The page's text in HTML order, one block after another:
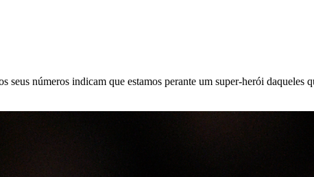
seus números indicam que estamos perante um super-herói daqueles